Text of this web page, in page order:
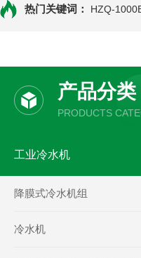
热门关键词： HZQ-
产品分类
PRODUCTS
工业冷水机
降膜式冷水机组
冷水机